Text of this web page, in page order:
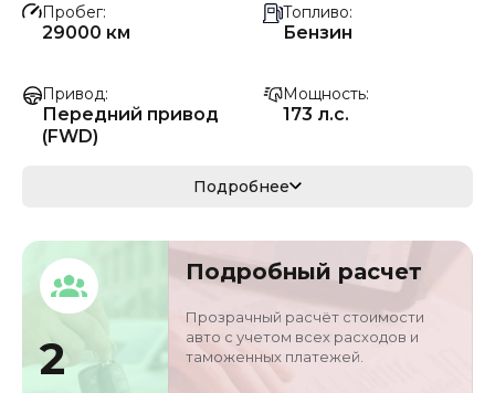
Пробег
29000 км
Топливо
Бензин
Привод
Передний привод
(FWD)
Мощность
173 л.с.
127 кВ
Кузов
седан
JTHB31B12P263807
Объём двигателя
2 л
Цвет
Подробнее
2
Подробный расчет
Прозрачный расчёт стоимости
авто с учетом всех расходов и
таможенных платежей.